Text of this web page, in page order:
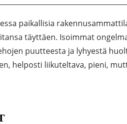
paikallisia
täyttäen. Isoimmat
puutteesta ja lyhyestä
helposti liikuteltava, pieni,